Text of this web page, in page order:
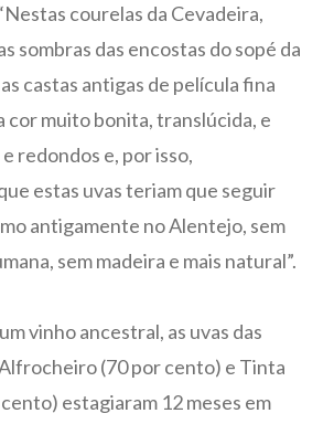
courelas da Cevadeira,
sombras das encostas do sopé da
castas antigas de película fina
cor muito bonita, translúcida, e
redondos e, por isso,
estas uvas teriam que seguir
antigamente no Alentejo, sem
sem madeira e mais natural”.
vinho ancestral, as uvas das
(70 por cento) e Tinta
estagiaram 12 meses em